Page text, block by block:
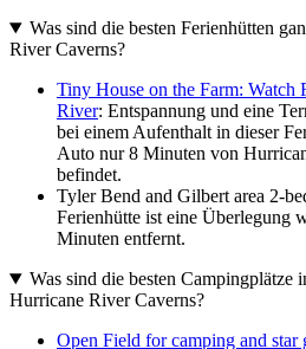
Was sind die besten Ferienhütten
River Caverns?
Tiny House on the Farm:
River: Entspannung und eine
bei einem Aufenthalt in dieser
Auto nur 8 Minuten von
befindet.
Tyler Bend and Gilbert area 2-
Ferienhütte ist eine Überlegung
Minuten entfernt.
Was sind die besten Campingplätze
Hurricane River Caverns?
Open Field for camping and star